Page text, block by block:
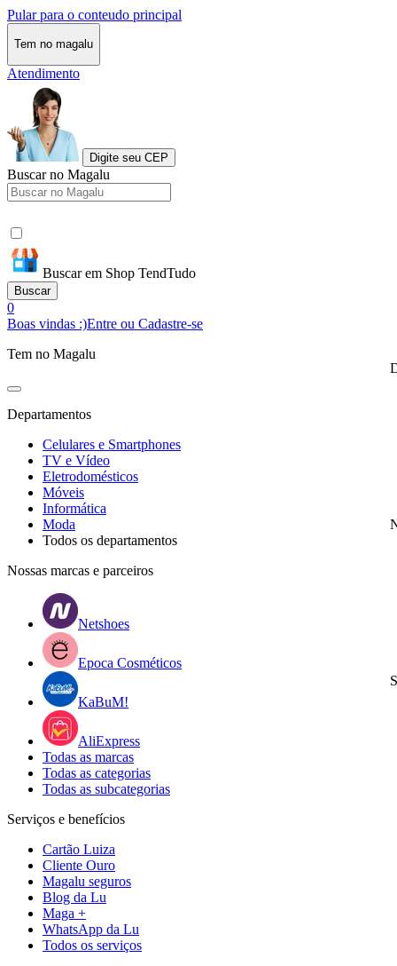
Pular para o conteudo principal
Tem no magalu
Atendimento
Digite seu CEP
Buscar no Magalu
Buscar em Shop TendTudo
Buscar
0
Boas vindas :)Entre ou Cadastre-se
Tem no Magalu
Departamentos
Celulares e Smartphones
TV e Vídeo
Eletrodomésticos
Móveis
Informática
Moda
Todos os departamentos
Nossas marcas e parceiros
Netshoes
Epoca Cosméticos
KaBuM!
AliExpress
Todas as marcas
Todas as categorias
Todas as subcategorias
Serviços e benefícios
Cartão Luiza
Cliente Ouro
Magalu seguros
Blog da Lu
Maga +
WhatsApp da Lu
Todos os serviços